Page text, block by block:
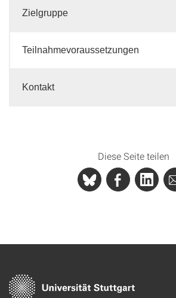
Zielgruppe
Teilnahmevoraussetzungen
Kontakt
Diese Seite teilen